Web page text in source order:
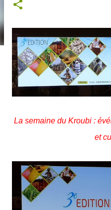
La semaine du Kroubi :
et